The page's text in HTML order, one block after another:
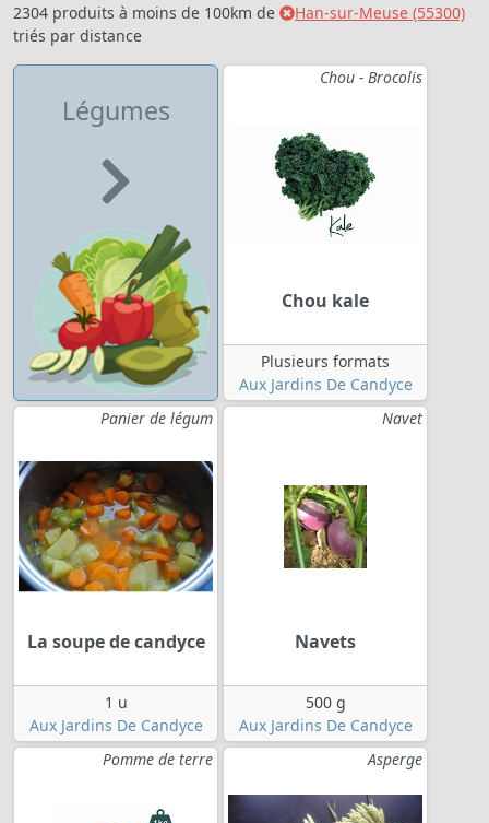
2304 produits à moins de 100km de
Han-sur-Meuse (55300)
triés par distance
Légumes
Chou - Brocolis
Chou kale
Plusieurs formats
Aux Jardins De Candyce
Panier de légum
La soupe de candyce
1 u
Aux Jardins De Candyce
Navet
Navets
500 g
Aux Jardins De Candyce
Pomme de terre
Asperge